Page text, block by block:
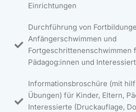
Einrichtungen
Durchführung von
Anfängerschwimmen und
Fortgeschrittenenschwimmen
Pädagog:innen und
Informationsbroschüre (mit
Übungen) für Kinder, Eltern,
Interessierte (Druckauflage,